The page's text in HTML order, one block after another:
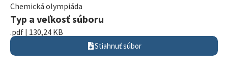
Chemická olympiáda
Typ a veľkosť súboru
.pdf | 130,24 KB
Stiahnuť súbor